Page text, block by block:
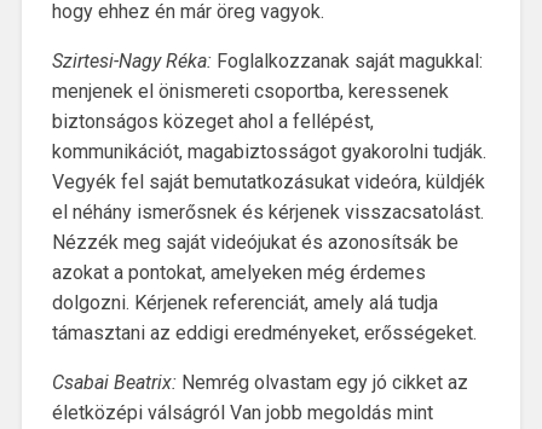
hogy ehhez én már öreg vagyok.
Szirtesi-Nagy Réka:Foglalkozzanak saját magukkal:
menjenek el önismereti csoportba, keressenek
biztonságos közeget ahol a fellépést,
kommunikációt, magabiztosságot gyakorolni tudják.
Vegyék fel saját bemutatkozásukat videóra, küldjék
el néhány ismerősnek és kérjenek visszacsatolást.
Nézzék meg saját videójukat és azonosítsák be
azokat a pontokat, amelyeken még érdemes
dolgozni. Kérjenek referenciát, amely alá tudja
támasztani az eddigi eredményeket, erősségeket.
Csabai Beatrix:Nemrég olvastam egy jó cikket az
életközépi válságról Van jobb megoldás mint